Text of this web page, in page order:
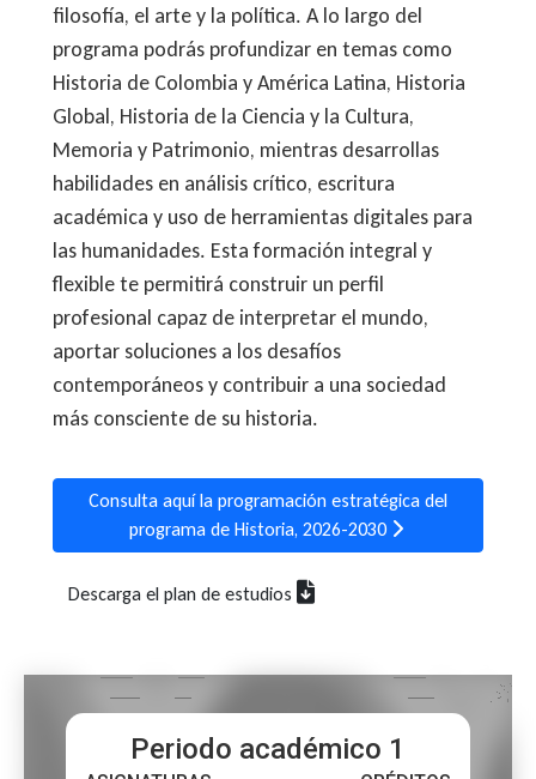
filosofía, el arte y la política. A lo largo del
programa podrás profundizar en temas como
Historia de Colombia y América Latina, Historia
Global, Historia de la Ciencia y la Cultura,
Memoria y Patrimonio, mientras desarrollas
habilidades en análisis crítico, escritura
académica y uso de herramientas digitales para
las humanidades. Esta formación integral y
flexible te permitirá construir un perfil
profesional capaz de interpretar el mundo,
aportar soluciones a los desafíos
contemporáneos y contribuir a una sociedad
más consciente de su historia.
Consulta aquí la programación estratégica del
programa de Historia, 2026-2030
Descarga el plan de estudios
Periodo académico 1